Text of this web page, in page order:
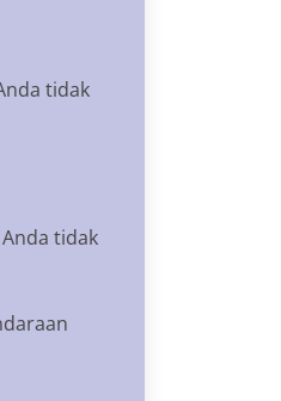
tidak
tidak